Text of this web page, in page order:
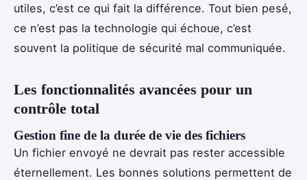
utiles, c’est ce qui fait la différence. Tout bien pesé,
ce n’est pas la technologie qui échoue, c’est
souvent la politique de sécurité mal communiquée.
Les fonctionnalités avancées pour un
contrôle total
Gestion fine de la durée de vie des fichiers
Un fichier envoyé ne devrait pas rester accessible
éternellement. Les bonnes solutions permettent de